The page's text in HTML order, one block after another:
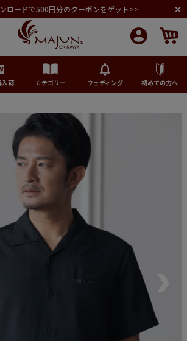
ロードで500円分のクーポンをゲット>>
入荷 カテゴリー ウェディング 初めての方へ